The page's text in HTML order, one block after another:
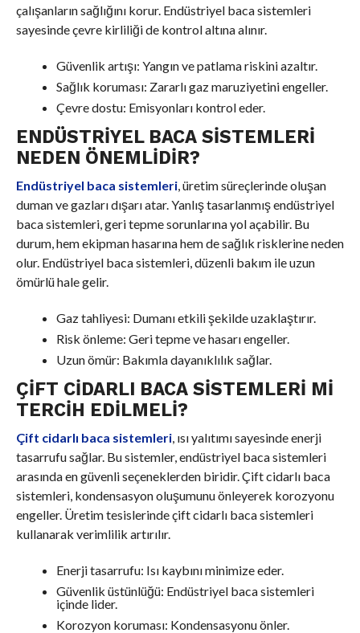
çalışanların sağlığını korur. Endüstriyel baca sistemleri
sayesinde çevre kirliliği de kontrol altına alınır.
Güvenlik artışı: Yangın ve patlama riskini azaltır.
Sağlık koruması: Zararlı gaz maruziyetini engeller.
Çevre dostu: Emisyonları kontrol eder.
ENDÜSTRIYEL BACA SISTEMLERI
NEDEN ÖNEMLIDIR?
Endüstriyel baca sistemleri, üretim süreçlerinde oluşan
duman ve gazları dışarı atar. Yanlış tasarlanmış endüstriyel
baca sistemleri, geri tepme sorunlarına yol açabilir. Bu
durum, hem ekipman hasarına hem de sağlık risklerine neden
olur. Endüstriyel baca sistemleri, düzenli bakım ile uzun
ömürlü hale gelir.
Gaz tahliyesi: Dumanı etkili şekilde uzaklaştırır.
Risk önleme: Geri tepme ve hasarı engeller.
Uzun ömür: Bakımla dayanıklılık sağlar.
ÇIFT CIDARLI BACA SISTEMLERI MI
TERCIH EDILMELI?
Çift cidarlı baca sistemleri, ısı yalıtımı sayesinde enerji
tasarrufu sağlar. Bu sistemler, endüstriyel baca sistemleri
arasında en güvenli seçeneklerden biridir. Çift cidarlı baca
sistemleri, kondensasyon oluşumunu önleyerek korozyonu
engeller. Üretim tesislerinde çift cidarlı baca sistemleri
kullanarak verimlilik artırılır.
Enerji tasarrufu: Isı kaybını minimize eder.
Güvenlik üstünlüğü: Endüstriyel baca sistemleri
içinde lider.
Korozyon koruması: Kondensasyonu önler.